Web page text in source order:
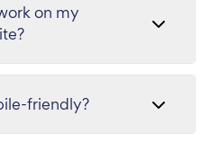
on my
friendly?